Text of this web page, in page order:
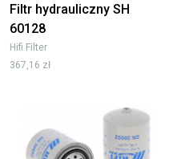
Filtr hydrauliczny SH
60128
Hifi Filter
367,16 zł